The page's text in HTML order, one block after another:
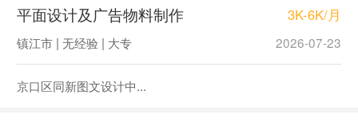
平面设计及广告物料制作 3K-6K/月
镇江市 | 无经验 | 大专 2026-07-23
京口区同新图文设计中...